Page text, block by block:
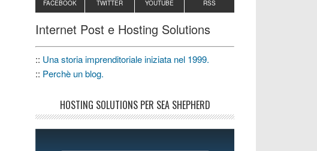
FACEBOOK TWITTER YOUTUBE RSS
Internet Post e Hosting Solutions
:: Una storia imprenditoriale iniziata nel 1999.
:: Perchè un blog.
HOSTING SOLUTIONS PER SEA SHEPHERD